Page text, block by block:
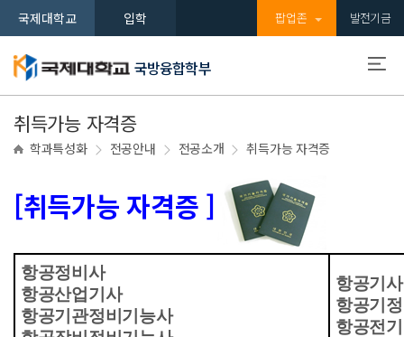
국제대학교 입학 팝업존 발전기금
국방융합학부
학과특성화 전공안내 전공소개 취득가능 자격증
취득가능 자격증
[취득가능 자격증 ]
항공정비사
항공산업기사
항공기관정비기능사
항공기사
항공기
항공전